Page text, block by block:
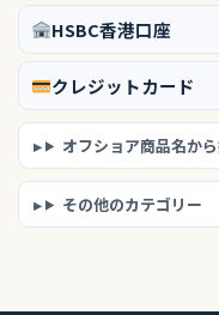
HSBC香港口座
クレジットカード
オフショア商品名か
その他のカテゴリー